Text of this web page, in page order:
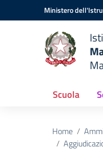
Vai ai contenuti
Vai al menu di navigazione
Ministero
Scuola
Home